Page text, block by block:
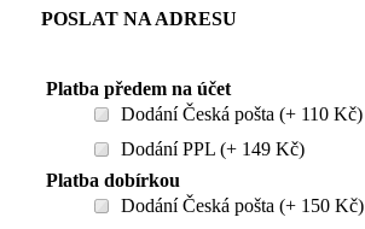
POSLAT NA ADRESU
Platba předem na účet
Dodání Česká pošta (+ 110 Kč)
Dodání PPL (+ 149 Kč)
Platba dobírkou
Dodání Česká pošta (+ 150 Kč)